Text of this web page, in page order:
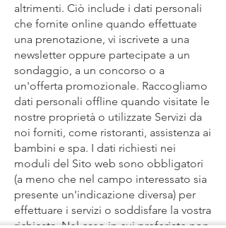
altrimenti. Ciò include i dati personali
che fornite online quando effettuate
una prenotazione, vi iscrivete a una
newsletter oppure partecipate a un
sondaggio, a un concorso o a
un'offerta promozionale. Raccogliamo
dati personali offline quando visitate le
nostre proprietà o utilizzate Servizi da
noi forniti, come ristoranti, assistenza ai
bambini e spa. I dati richiesti nei
moduli del Sito web sono obbligatori
(a meno che nel campo interessato sia
presente un'indicazione diversa) per
effettuare i servizi o soddisfare la vostra